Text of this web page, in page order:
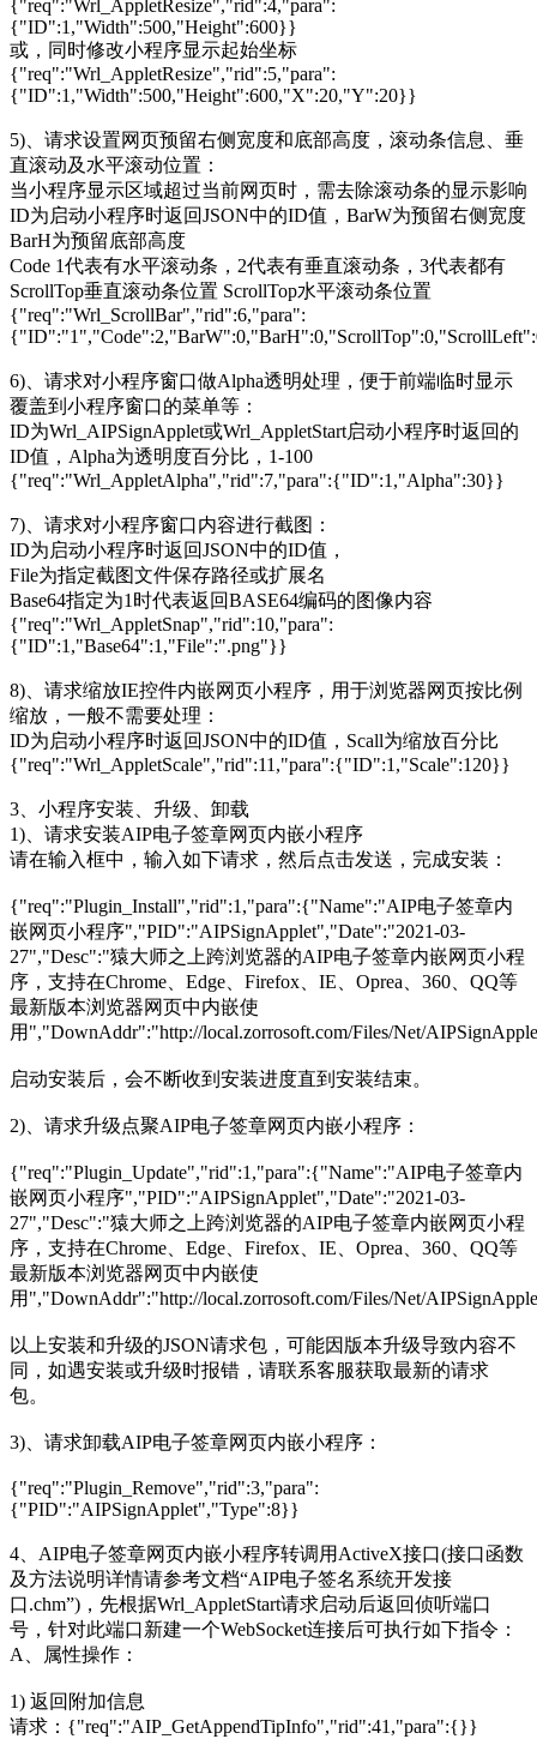
{"req":"Wrl_AppletResize","rid":4,"para":
{"ID":1,"Width":500,"Height":600}}
或，同时修改小程序显示起始坐标
{"req":"Wrl_AppletResize","rid":5,"para":
{"ID":1,"Width":500,"Height":600,"X":20,"Y":20}}
5)、请求设置网页预留右侧宽度和底部高度，滚动条信息、垂
直滚动及水平滚动位置：
当小程序显示区域超过当前网页时，需去除滚动条的显示影响
ID为启动小程序时返回JSON中的ID值，BarW为预留右侧宽度
BarH为预留底部高度
Code 1代表有水平滚动条，2代表有垂直滚动条，3代表都有
ScrollTop垂直滚动条位置 ScrollTop水平滚动条位置
{"req":"Wrl_ScrollBar","rid":6,"para":
6)、请求对小程序窗口做Alpha透明处理，便于前端临时显示
覆盖到小程序窗口的菜单等：
ID为Wrl_AIPSignApplet或Wrl_AppletStart启动小程序时返回的
ID值，Alpha为透明度百分比，1-100
{"req":"Wrl_AppletAlpha","rid":7,"para":{"ID":1,"Alpha":30}}
7)、请求对小程序窗口内容进行截图：
ID为启动小程序时返回JSON中的ID值，
File为指定截图文件保存路径或扩展名
Base64指定为1时代表返回BASE64编码的图像内容
{"req":"Wrl_AppletSnap","rid":10,"para":
{"ID":1,"Base64":1,"File":".png"}}
8)、请求缩放IE控件内嵌网页小程序，用于浏览器网页按比例
缩放，一般不需要处理：
ID为启动小程序时返回JSON中的ID值，Scall为缩放百分比
{"req":"Wrl_AppletScale","rid":11,"para":{"ID":1,"Scale":120}}
3、小程序安装、升级、卸载
1)、请求安装AIP电子签章网页内嵌小程序
请在输入框中，输入如下请求，然后点击发送，完成安装：
{"req":"Plugin_Install","rid":1,"para":{"Name":"AIP电子签章内
嵌网页小程序","PID":"AIPSignApplet","Date":"2021-03-
27","Desc":"猿大师之上跨浏览器的AIP电子签章内嵌网页小程
序，支持在Chrome、Edge、Firefox、IE、Oprea、360、QQ等
最新版本浏览器网页中内嵌使
用","DownAddr":"http://local.zorrosoft.com/Files/Net/
启动安装后，会不断收到安装进度直到安装结束。
2)、请求升级点聚AIP电子签章网页内嵌小程序：
{"req":"Plugin_Update","rid":1,"para":{"Name":"AIP电子签章内
嵌网页小程序","PID":"AIPSignApplet","Date":"2021-03-
27","Desc":"猿大师之上跨浏览器的AIP电子签章内嵌网页小程
序，支持在Chrome、Edge、Firefox、IE、Oprea、360、QQ等
最新版本浏览器网页中内嵌使
用","DownAddr":"http://local.zorrosoft.com/Files/Net/
以上安装和升级的JSON请求包，可能因版本升级导致内容不
同，如遇安装或升级时报错，请联系客服获取最新的请求
包。
3)、请求卸载AIP电子签章网页内嵌小程序：
{"req":"Plugin_Remove","rid":3,"para":
{"PID":"AIPSignApplet","Type":8}}
4、AIP电子签章网页内嵌小程序转调用ActiveX接口(接口函数
及方法说明详情请参考文档“AIP电子签名系统开发接
口.chm”)，先根据Wrl_AppletStart请求启动后返回侦听端口
号，针对此端口新建一个WebSocket连接后可执行如下指令：
A、属性操作：
1) 返回附加信息
请求：{"req":"AIP_GetAppendTipInfo","rid":41,"para":{}}